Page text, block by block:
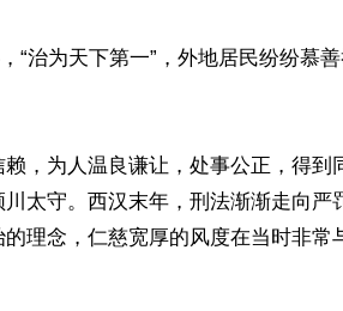
“治为天下第一”，外地居民纷纷慕
，为人温良谦让，处事公正，得到
太守。西汉末年，刑法渐渐走向严
理念，仁慈宽厚的风度在当时非常